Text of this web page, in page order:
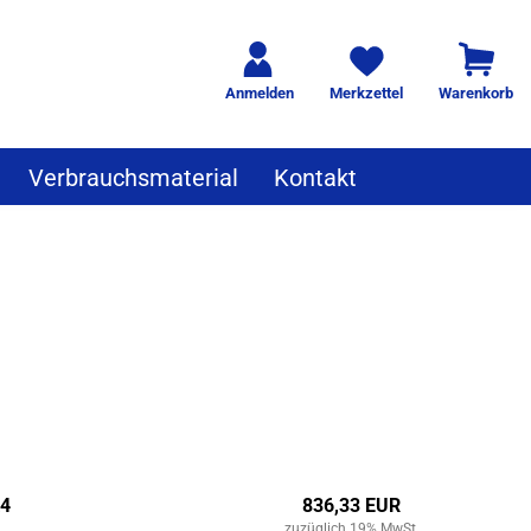
Anmelden Merkzettel Warenkorb
Verbrauchsmaterial Kontakt
836,33 EUR